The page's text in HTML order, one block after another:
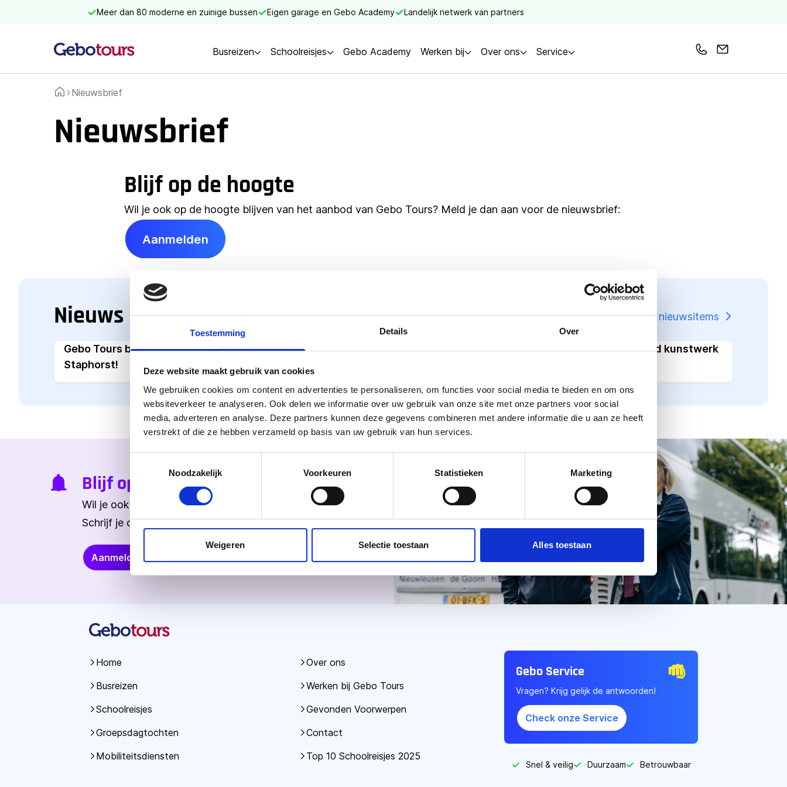
Toestemming Details Over
Deze website maakt gebruik van cookies
We gebruiken cookies om content en advertenties te personaliseren, om functies voor social media te bieden en om ons
websiteverkeer te analyseren. Ook delen we informatie over uw gebruik van onze site met onze partners voor social
media, adverteren en analyse. Deze partners kunnen deze gegevens combineren met andere informatie die u aan ze heeft
verstrekt of die ze hebben verzameld op basis van uw gebruik van hun services.
Noodzakelijk
Voorkeuren Statistieken Marketing
Weigeren Selectie toestaan Alles toestaan
Meer dan 80 moderne en zuinige bussen Eigen garage en Gebo Academy Landelijk netwerk van partners
Busreizen Schoolreisjes Gebo Academy Werken bij Over ons Service Bel onsMail ons
HomeNieuwsbrief
Nieuwsbrief
Blijf op de hoogte
Wil je ook op de hoogte blijven van het aanbod van Gebo Tours? Meld je dan aan voor de nieuwsbrief:
Aanmelden
Nieuws Meer nieuwsitems
Gebo Tours blijft aan boord bij VV
Staphorst!
Een groene mijlpaal voor Gebo Tours Van klaslokaal tot rijdend kunstwerk
Blijf op de hoogte
Wil je ook het laatste nieuws ontvangen van Gebo Tours?
Schrijf je dan in voor onze nieuwsbrief!
Aanmelden
Home
Busreizen
Schoolreisjes
Groepsdagtochten
Mobiliteitsdiensten
Over ons
Werken bij Gebo Tours
Gevonden Voorwerpen
Contact
Top 10 Schoolreisjes 2025
Gebo Service
Vragen? Krijg gelijk de antwoorden!
Check onze Service
Snel & veilig Duurzaam Betrouwbaar